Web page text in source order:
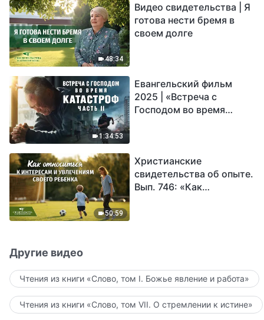
48:34
Видео свидетельства | Я
готова нести бремя в
своем долге
1:34:53
Евангельский фильм
2025 | «Встреча с
Господом во время
обрести Божье
спасение?
50:59
Христианские
свидетельства об опыте.
Вып. 746: «Как
Другие видео
Чтения из книги «Слово, том I. Божье явление и работа»
Чтения из книги «Слово, том VII. О стремлении к истине»